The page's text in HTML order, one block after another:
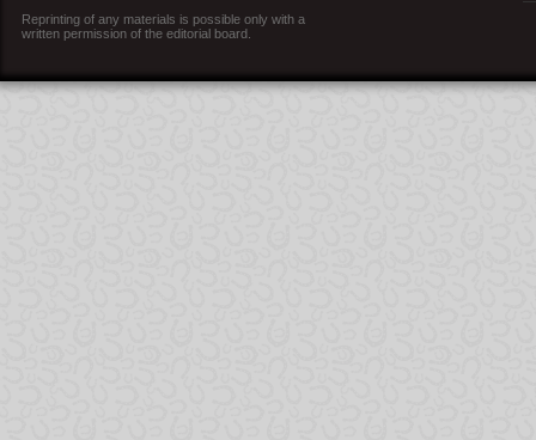
Reprinting of any materials is possible only with a
written permission of the editorial board.